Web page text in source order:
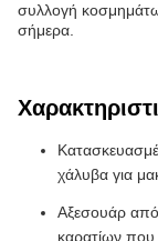
συλλογή
σήμερα.
χάλυβα για
Αξεσουάρ από
καρατίων